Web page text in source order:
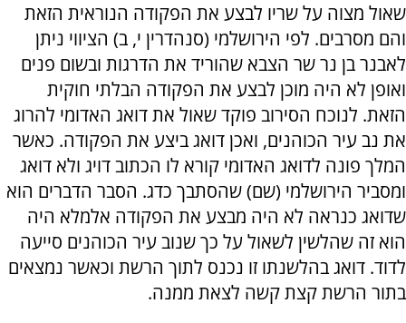
שאול מצוה על שריו לבצע את הפקודה הנוראית הזאת
והם מסרבים. לפי הירושלמי (סנהדרין י, ב) הציווי ניתן
לאבנר בן נר שר הצבא שהוריד את הדרגות ובשום פנים
ואופן לא היה מוכן לבצע את הפקודה הבלתי חוקית
הזאת. לנוכח הסירוב פוקד שאול את דואג האדומי להרוג
את נב עיר הכוהנים, ואכן דואג ביצע את הפקודה. כאשר
המלך פונה לדואג האדומי קורא לו הכתוב דויג ולא דואג
ומסביר הירושלמי (שם) שהסתבך כדג. הסבר הדברים הוא
שדואג כנראה לא היה מבצע את הפקודה אלמלא היה
הוא זה שהלשין לשאול על כך שנוב עיר הכוהנים סייעה
לדוד. דואג בהלשנתו זו נכנס לתוך הרשת וכאשר נמצאים
בתור הרשת קצת קשה לצאת ממנה.